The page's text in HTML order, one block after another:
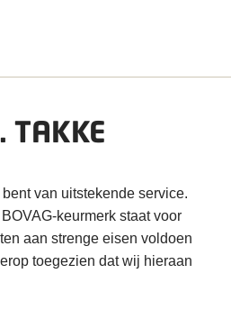
TAKKE
van uitstekende service.
keurmerk staat voor
aan strenge eisen voldoen
toegezien dat wij hieraan